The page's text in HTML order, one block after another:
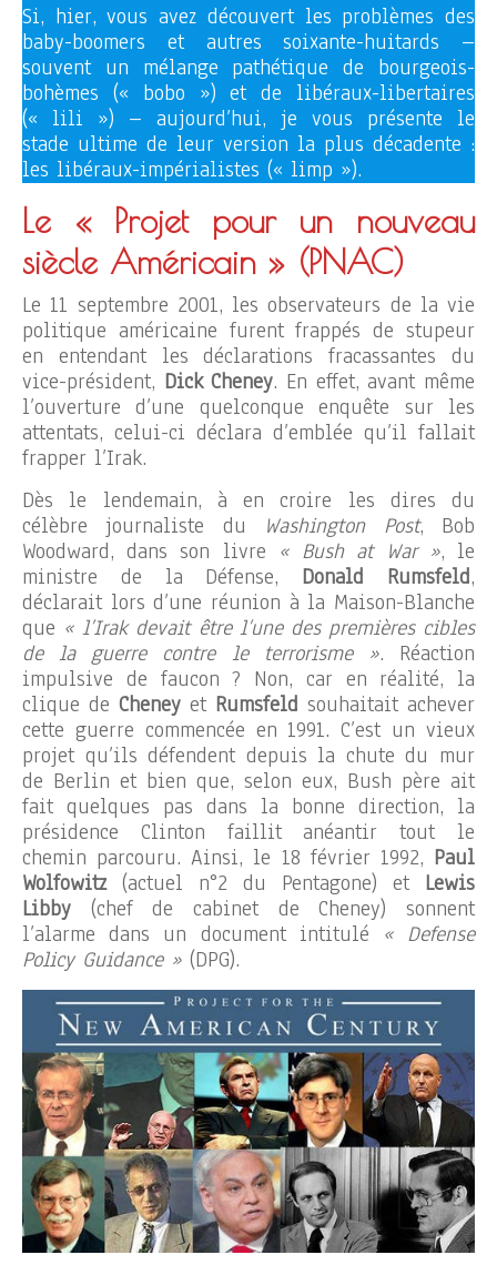
Si, hier, vous avez découvert les problèmes des
baby-boomers et autres soixante-huitards –
souvent un mélange pathétique de bourgeois-
bohèmes (« bobo ») et de libéraux-libertaires
(« lili ») – aujourd’hui, je vous présente le
stade ultime de leur version la plus décadente :
les libéraux-impérialistes (« limp »).
Le « Projet pour un nouveau
siècle Américain » (PNAC)
Le 11 septembre 2001, les observateurs de la vie
politique américaine furent frappés de stupeur
en entendant les déclarations fracassantes du
vice-président, Dick Cheney. En effet, avant même
l’ouverture d’une quelconque enquête sur les
attentats, celui-ci déclara d’emblée qu’il fallait
frapper l’Irak.
Dès le lendemain, à en croire les dires du
célèbre journaliste du
Washington Post, Bob
Woodward, dans son livre « Bush at War », le
ministre de la Défense, Donald Rumsfeld,
déclarait lors d’une réunion à la Maison-Blanche
que « l’Irak devait être l’une des premières cibles
de la guerre contre le terrorisme ». Réaction
impulsive de faucon ? Non, car en réalité, la
clique de Cheney et Rumsfeld souhaitait achever
cette guerre commencée en 1991. C’est un vieux
projet qu’ils défendent depuis la chute du mur
de Berlin et bien que, selon eux, Bush père ait
fait quelques pas dans la bonne direction, la
présidence Clinton faillit anéantir tout le
chemin parcouru. Ainsi, le 18 février 1992, Paul
Wolfowitz(actuel n°2 du Pentagone) et Lewis
Libby (chef de cabinet de Cheney) sonnent
l’alarme dans un document intitulé « Defense
Policy Guidance » (DPG).